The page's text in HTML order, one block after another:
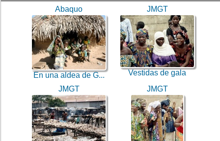
Abaquo
En una aldea de G...
JMGT
Vestidas de gala
JMGT
JMGT